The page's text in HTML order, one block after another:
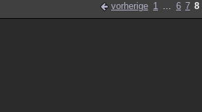
vorherige 1 ... 6 7 8